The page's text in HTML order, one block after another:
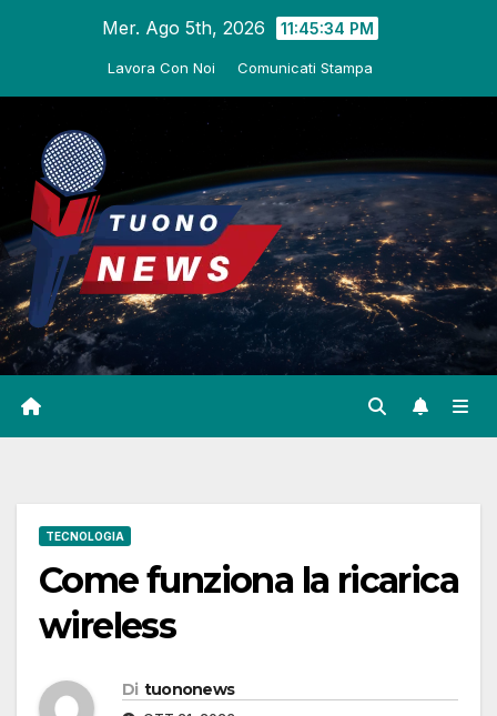
Mer. Ago 5th, 2026 11:45:35 PM
Lavora Con Noi Comunicati Stampa
TECNOLOGIA
Come funziona la ricarica
wireless
Di tuononews